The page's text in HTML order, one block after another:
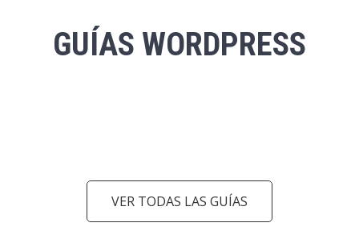
GUÍAS WORDPRESS
VER TODAS LAS GUÍAS